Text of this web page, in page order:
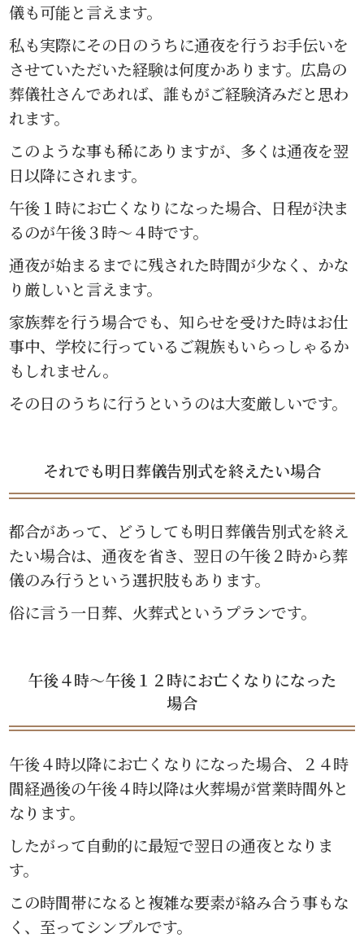
儀も可能と言えます。
私も実際にその日のうちに通夜を行うお手伝いを
させていただいた経験は何度かあります。広島の
葬儀社さんであれば、誰もがご経験済みだと思わ
れます。
このような事も稀にありますが、多くは通夜を翌
日以降にされます。
午後１時にお亡くなりになった場合、日程が決ま
るのが午後３時〜４時です。
通夜が始まるまでに残された時間が少なく、かな
り厳しいと言えます。
家族葬を行う場合でも、知らせを受けた時はお仕
事中、学校に行っているご親族もいらっしゃるか
もしれません。
その日のうちに行うというのは大変厳しいです。
それでも明日葬儀告別式を終えたい場合
都合があって、どうしても明日葬儀告別式を終え
たい場合は、通夜を省き、翌日の午後２時から葬
儀のみ行うという選択肢もあります。
俗に言う一日葬、火葬式というプランです。
午後４時〜午後１２時にお亡くなりになった
場合
午後４時以降にお亡くなりになった場合、２４時
間経過後の午後４時以降は火葬場が営業時間外と
なります。
したがって自動的に最短で翌日の通夜となりま
す。
この時間帯になると複雑な要素が絡み合う事もな
く、至ってシンプルです。